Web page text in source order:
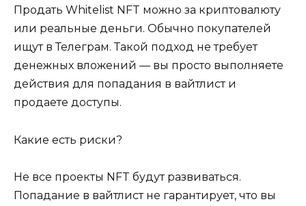
Продать Whitelist NFT можно за криптовалюту
или реальные деньги. Обычно покупателей
ищут в Телеграм. Такой подход не требует
денежных вложений — вы просто выполняете
действия для попадания в вайтлист и
продаете доступы.
Какие есть риски?
Не все проекты NFT будут развиваться.
Попадание в вайтлист не гарантирует, что вы